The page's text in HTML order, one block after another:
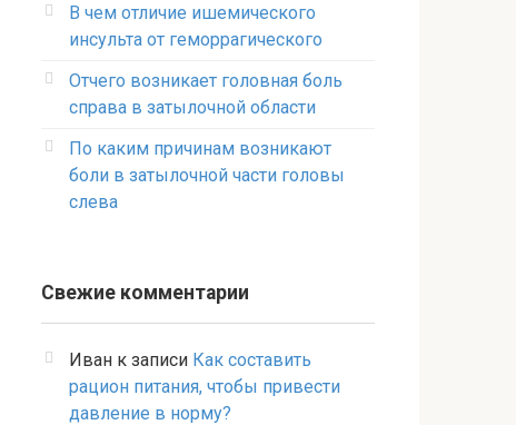
В чем отличие ишемического
инсульта от геморрагического
Отчего возникает головная боль
справа в затылочной области
По каким причинам возникают
боли в затылочной части головы
слева
Свежие комментарии
Иван к записи Как составить
рацион питания, чтобы привести
давление в норму?